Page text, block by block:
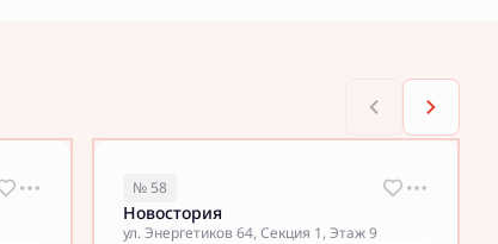
№ 58
Новостория
ул. Энергетиков 64, Секция 1, Этаж 9